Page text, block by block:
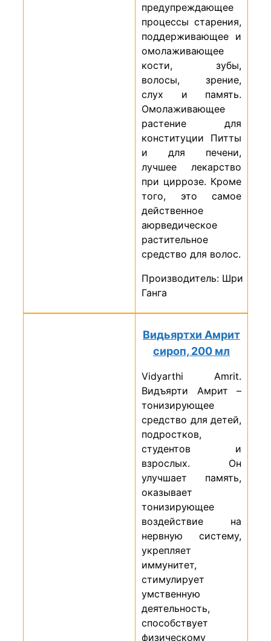
предупреждающее
процессы старения,
поддерживающее и
омолажи­ва­ющее
кости, зубы,
волосы, зрение,
слух и память.
Омолаживающее
растение для
конституции Питты
и для печени,
лучшее лекарство
при циррозе. Кроме
того, это самое
действенное
аюрведическое
растительное
средство для волос.
Производитель: Шри
Ганга
Видьяртхи Амрит
сироп, 200 мл
Vidyarthi Amrit.
Видъярти Амрит –
тонизирующее
средство для детей,
подростков,
студентов и
взрослых. Он
улучшает память,
оказывает
тонизирующее
воздействие на
нервную систему,
укрепляет
иммунитет,
стимулирует
умственную
деятельность,
способствует
физическому